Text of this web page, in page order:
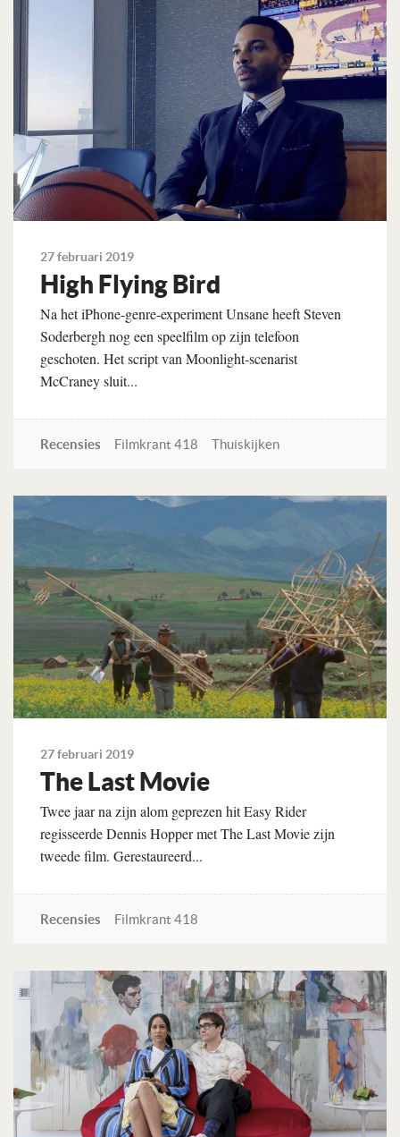
27 februari 2019
High Flying Bird
Na het iPhone-genre-experiment Unsane heeft Steven
Soderbergh nog een speelfilm op zijn telefoon
geschoten. Het script van Moonlight-scenarist
McCraney sluit...
Recensies Filmkrant 418 Thuiskijken
Lees verder
27 februari 2019
The Last Movie
Twee jaar na zijn alom geprezen hit Easy Rider
regisseerde Dennis Hopper met The Last Movie zijn
tweede film. Gerestaureerd...
Recensies Filmkrant 418
Lees verder